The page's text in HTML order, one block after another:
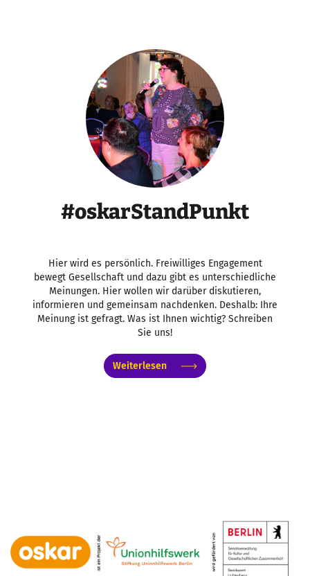
#oskarStandPunkt
Hier wird es persönlich. Freiwilliges Engagement
bewegt Gesellschaft und dazu gibt es unterschiedliche
Meinungen. Hier wollen wir darüber diskutieren,
informieren und gemeinsam nachdenken. Deshalb: Ihre
Meinung ist gefragt. Was ist Ihnen wichtig? Schreiben
Sie uns!
Weiterlesen